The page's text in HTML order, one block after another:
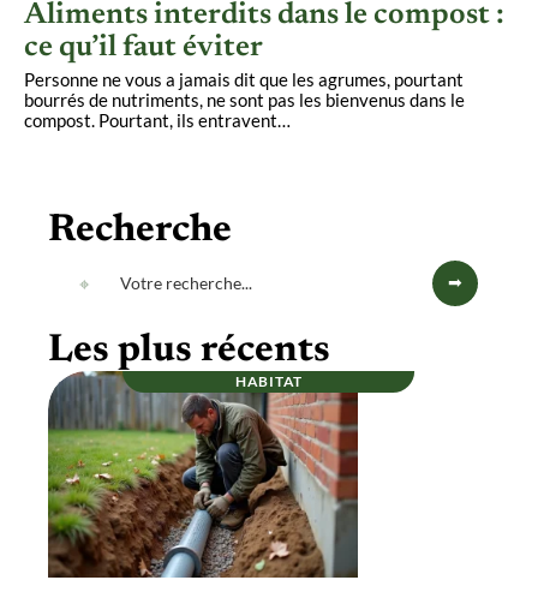
Aliments interdits dans le compost :
ce qu’il faut éviter
Personne ne vous a jamais dit que les agrumes, pourtant
bourrés de nutriments, ne sont pas les bienvenus dans le
compost. Pourtant, ils entravent…
Recherche
Les plus récents
HABITAT